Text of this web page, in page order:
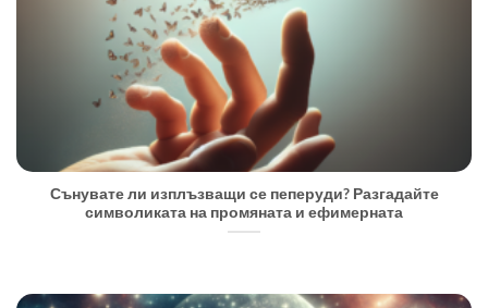
Сънувате ли изплъзващи се пеперуди? Разгадайте
символиката на промяната и ефимерната